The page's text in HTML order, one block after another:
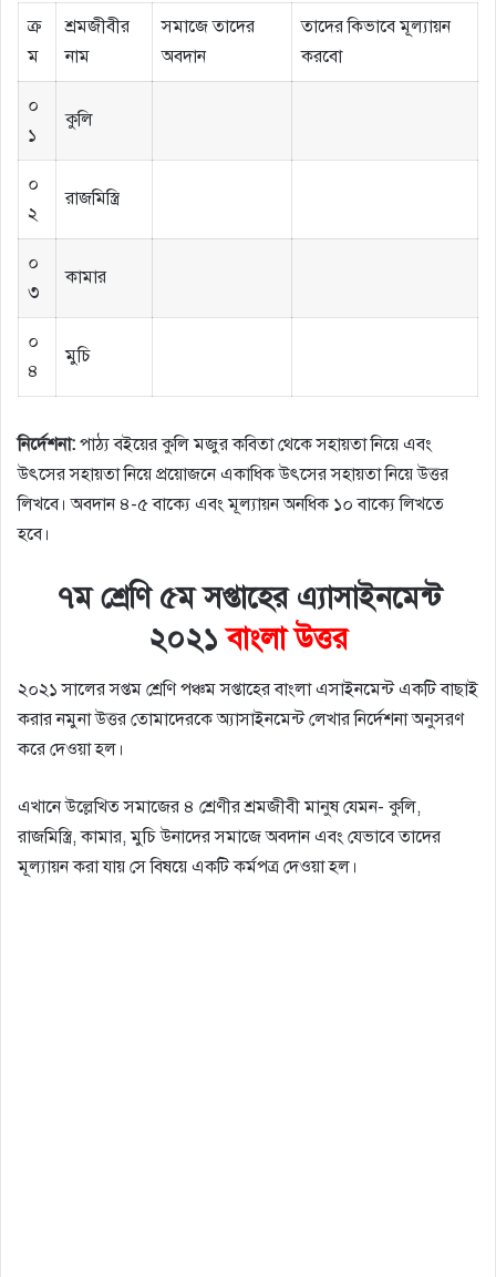
ক্র
ম
শ্রমজীবীর
নাম
সমাজে তাদের
অবদান
তাদের কিভাবে মূল্যায়ন
করবো
০
১
কুলি
০
২
রাজমিস্ত্রি
০
৩
কামার
০
৪
মুচি
নির্দেশনা: পাঠ্য বইয়ের কুলি মজুর কবিতা থেকে সহায়তা নিয়ে এবং
উৎসের সহায়তা নিয়ে প্রয়ােজনে একাধিক উৎসের সহায়তা নিয়ে উত্তর
লিখবে। অবদান ৪-৫ বাক্যে এবং মূল্যায়ন অনধিক ১০ বাক্যে লিখতে
হবে।
৭ম শ্রেণি ৫ম সপ্তাহের এ্যাসাইনমেন্ট
২০২১ বাংলাউত্তর
২০২১ সালের সপ্তম শ্রেণি পঞ্চম সপ্তাহের বাংলা এসাইনমেন্ট একটি বাছাই
করার নমুনা উত্তর তোমাদেরকে অ্যাসাইনমেন্ট লেখার নির্দেশনা অনুসরণ
করে দেওয়া হল।
এখানে উল্লেখিত সমাজের ৪ শ্রেণীর শ্রমজীবী মানুষ যেমন- কুলি,
রাজমিস্ত্রি, কামার, মুচি উনাদের সমাজে অবদান এবং যেভাবে তাদের
মূল্যায়ন করা যায় সে বিষয়ে একটি কর্মপত্র দেওয়া হল।